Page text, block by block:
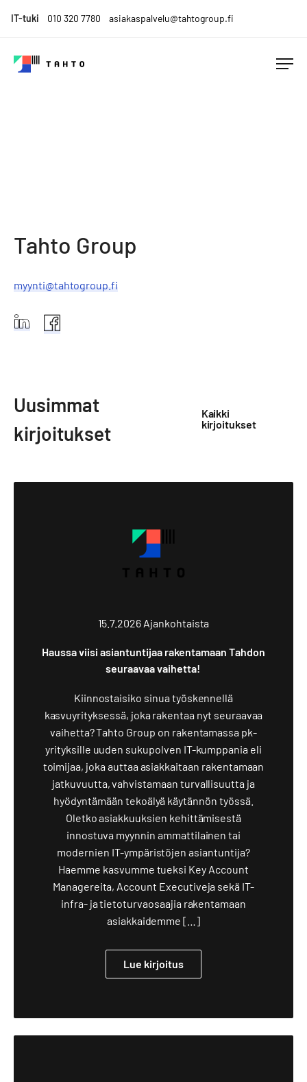
toIT-tuki 010 320 7780 asiakaspalvelu@tahtogroup.fi
Tahto
Tahto Group
myynti@tahtogroup.fi
Tahto
Tahto
Uusimmat
kirjoitukset
Kaikki
kirjoitukset
15.7.2026 Ajankohtaista
Haussa viisi asiantuntijaa rakentamaan Tahdon
seuraavaa vaihetta!
Kiinnostaisiko sinua työskennellä
kasvuyrityksessä, joka rakentaa nyt seuraavaa
vaihetta? Tahto Group on rakentamassa pk-
yrityksille uuden sukupolven IT-kumppania eli
toimijaa, joka auttaa asiakkaitaan rakentamaan
jatkuvuutta, vahvistamaan turvallisuutta ja
hyödyntämään tekoälyä käytännön työssä.
Oletko asiakkuuksien kehittämisestä
innostuva myynnin ammattilainen tai
modernien IT-ympäristöjen asiantuntija?
Haemme kasvumme tueksi Key Account
Managereita, Account Executiveja sekä IT-
infra- ja tietoturvaosaajia rakentamaan
asiakkaidemme […]
Lue kirjoitus